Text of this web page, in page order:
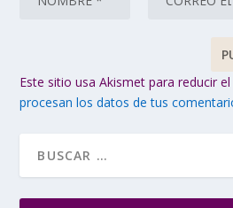
Este sitio usa Akismet para reducir
procesan los datos de tus